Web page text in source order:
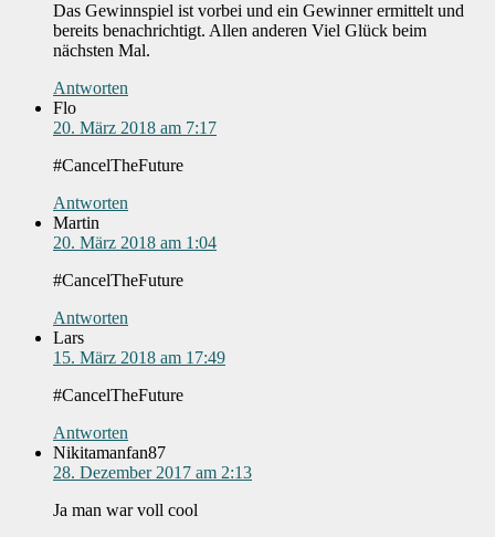
Das Gewinnspiel ist vorbei und ein Gewinner ermittelt und
bereits benachrichtigt. Allen anderen Viel Glück beim
nächsten Mal.
Antworten
Flo
20. März 2018 am 7:17
#CancelTheFuture
Antworten
Martin
20. März 2018 am 1:04
#CancelTheFuture
Antworten
Lars
15. März 2018 am 17:49
#CancelTheFuture
Antworten
Nikitamanfan87
28. Dezember 2017 am 2:13
Ja man war voll cool